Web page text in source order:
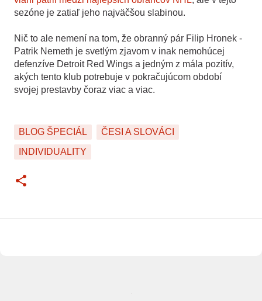
sezóne je zatiaľ jeho najväčšou slabinou.
Nič to ale nemení na tom, že obranný pár Filip Hronek -
Patrik Nemeth je svetlým zjavom v inak nemohúcej
defenzíve Detroit Red Wings a jedným z mála pozitív,
akých tento klub potrebuje v pokračujúcom období
svojej prestavby čoraz viac a viac.
BLOG ŠPECIÁL
ČESI A SLOVÁCI
INDIVIDUALITY